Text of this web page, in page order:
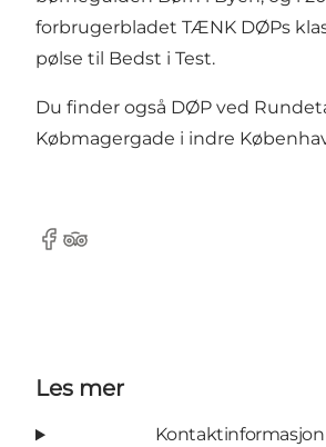
forbrugerbladet TÆNK DØPs
pølse til Bedst i Test.
Du finder også DØP ved
Købmagergade i indre
Facebook
Tripadvisor
Les mer
Kontaktinformasjon